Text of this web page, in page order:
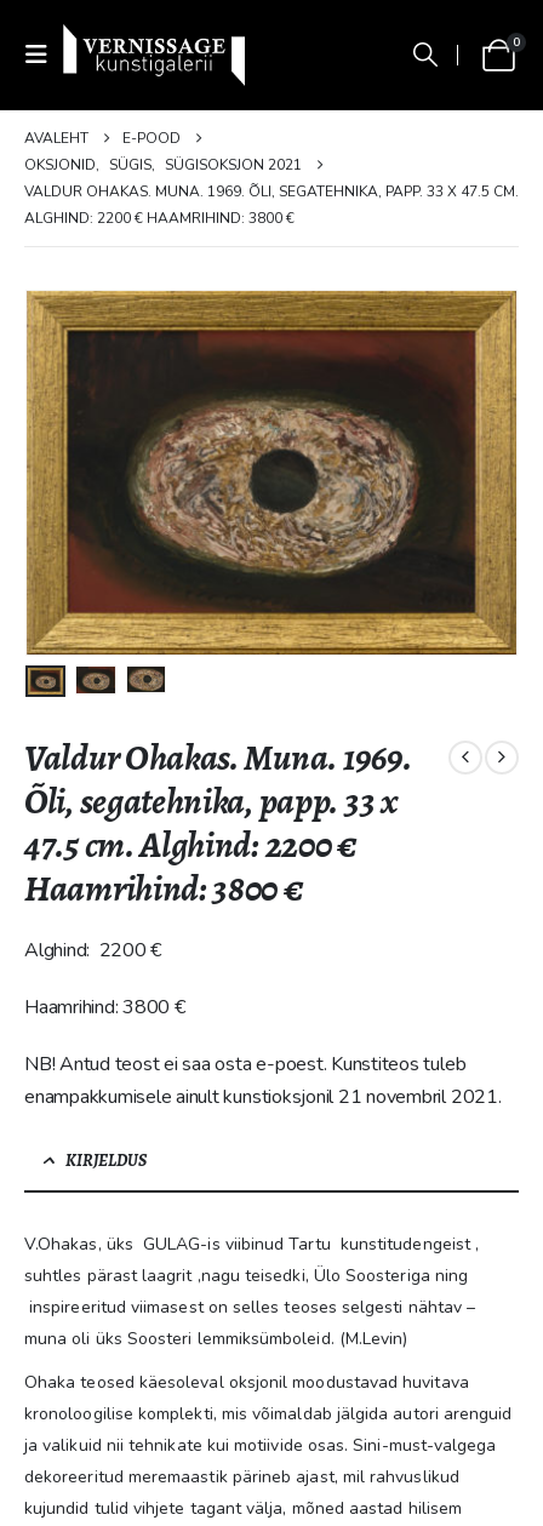
0
AVALEHT
E-POOD
OKSJONID, SÜGIS, SÜGISOKSJON 2021
VALDUR OHAKAS. MUNA. 1969. ÕLI, SEGATEHNIKA, PAPP. 33 X 47.5 CM.
ALGHIND: 2200 € HAAMRIHIND: 3800 €
Valdur Ohakas. Muna. 1969.
Õli, segatehnika, papp. 33 x
47.5 cm. Alghind: 2200 €
Haamrihind: 3800 €
Alghind: 2200 €
Haamrihind: 3800 €
NB! Antud teost ei saa osta e-poest. Kunstiteos tuleb
enampakkumisele ainult kunstioksjonil 21 novembril 2021.
KIRJELDUS
V.Ohakas, üks GULAG-is viibinud Tartu kunstitudengeist ,
suhtles pärast laagrit ,nagu teisedki, Ülo Soosteriga ning
inspireeritud viimasest on selles teoses selgesti nähtav –
muna oli üks Soosteri lemmiksümboleid. (M.Levin)
Ohaka teosed käesoleval oksjonil moodustavad huvitava
kronoloogilise komplekti, mis võimaldab jälgida autori arenguid
ja valikuid nii tehnikate kui motiivide osas. Sini-must-valgega
dekoreeritud meremaastik pärineb ajast, mil rahvuslikud
kujundid tulid vihjete tagant välja, mõned aastad hilisem